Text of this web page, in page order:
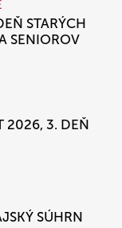
STARÝCH
SENIOROV
2026, 3. DEŇ
SÚHRN